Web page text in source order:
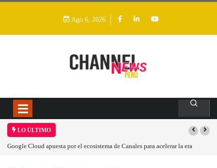
Ago 6, 2026
LO ÚLTIMO
Google Cloud apuesta por el ecosistema de Canales para acelerar la era